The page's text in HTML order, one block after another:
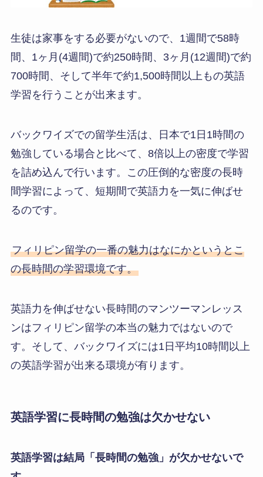
生徒は家事をする必要がないので、1週間で58時
間、1ヶ月(4週間)で約250時間、3ヶ月(12週間)で約
700時間、そして半年で約1,500時間以上もの英語
学習を行うことが出来ます。
バックワイズでの留学生活は、日本で1日1時間の
勉強している場合と比べて、8倍以上の密度で学習
を詰め込んで行います。この圧倒的な密度の長時
間学習によって、短期間で英語力を一気に伸ばせ
るのです。
フィリピン留学の一番の魅力はなにかというとこ
の長時間の学習環境です。
英語力を伸ばせない長時間のマンツーマンレッス
ンはフィリピン留学の本当の魅力ではないので
す。そして、バックワイズには1日平均10時間以上
の英語学習が出来る環境が有ります。
英語学習に長時間の勉強は欠かせない
英語学習は結局「長時間の勉強」が欠かせないで